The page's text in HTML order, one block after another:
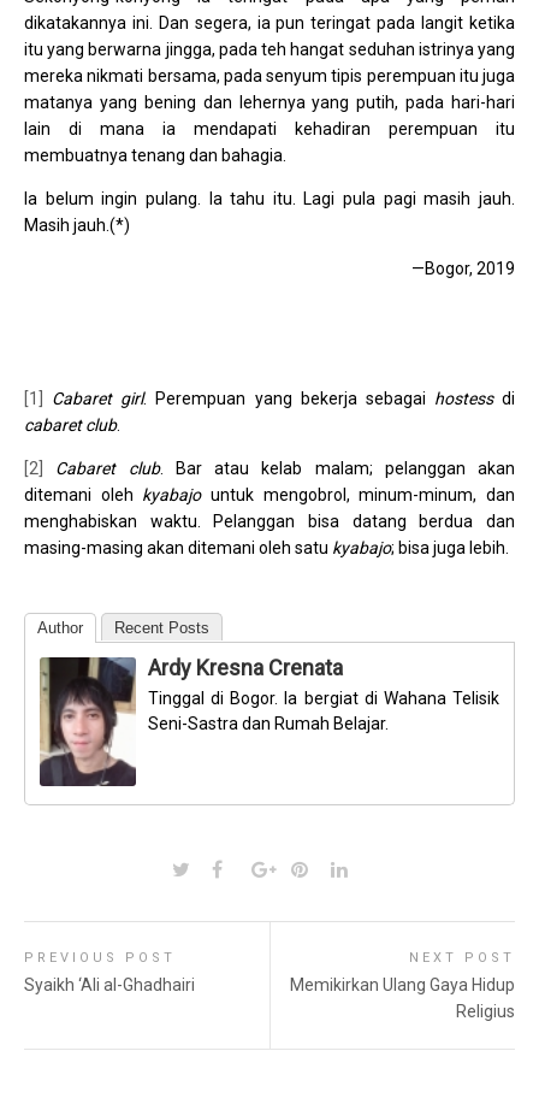
dikatakannya ini. Dan segera, ia pun teringat pada langit ketika
itu yang berwarna jingga, pada teh hangat seduhan istrinya yang
mereka nikmati bersama, pada senyum tipis perempuan itu juga
matanya yang bening dan lehernya yang putih, pada hari-hari
lain di mana ia mendapati kehadiran perempuan itu
membuatnya tenang dan bahagia.
Ia belum ingin pulang. Ia tahu itu. Lagi pula pagi masih jauh.
Masih jauh.(*)
—Bogor, 2019
[1] Cabaret girl. Perempuan yang bekerja sebagai hostessdi
cabaret club.
[2] Cabaret club. Bar atau kelab malam; pelanggan akan
ditemani oleh kyabajountuk mengobrol, minum-minum, dan
menghabiskan waktu. Pelanggan bisa datang berdua dan
masing-masing akan ditemani oleh satu kyabajo; bisa juga lebih.
Author Recent Posts
Ardy Kresna Crenata
Tinggal di Bogor. Ia bergiat di Wahana Telisik
Seni-Sastra dan Rumah Belajar.
PREVIOUS POST
Syaikh ‘Ali al-Ghadhairi
NEXT POST
Memikirkan Ulang Gaya Hidup
Religius